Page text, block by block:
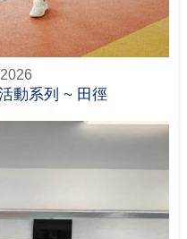
動系列 ~ 田徑